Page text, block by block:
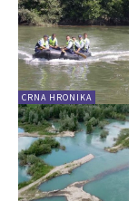
CRNA HRONIKA